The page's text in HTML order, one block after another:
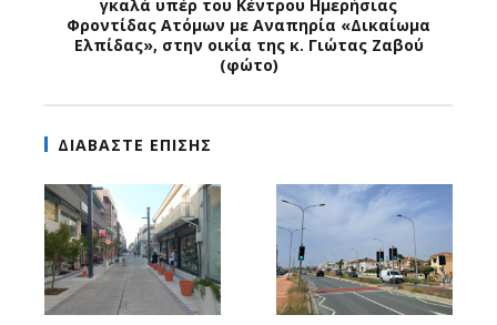
γκαλά υπέρ του Κέντρου Ημερήσιας
Φροντίδας Ατόμων με Αναπηρία «Δικαίωμα
Ελπίδας», στην οικία της κ. Γιώτας Ζαβού
(φώτο)
ΔΙΑΒΑΣΤΕ ΕΠΙΣΗΣ